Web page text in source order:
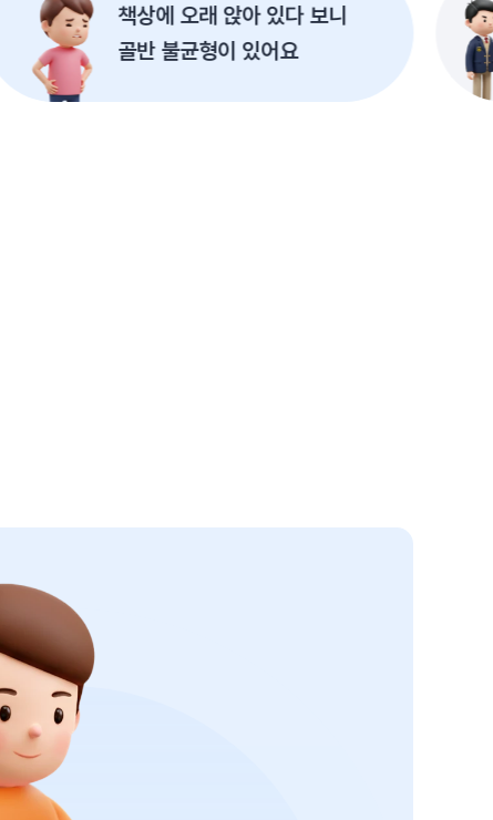
책상에 오래 앉아 있다 보니
골반 불균형이 있어요